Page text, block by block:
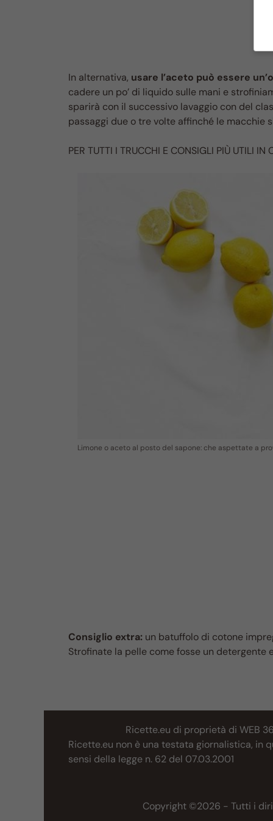
In alternativa, usare l’aceto può essere
cadere un po’ di liquido sulle mani e
sparirà con il successivo lavaggio con del
passaggi due o tre volte affinché le macchie
PER TUTTI I TRUCCHI E CONSIGLI PIÙ UTILI IN
Limone o aceto al posto del sapone: che aspettate a
Consiglio extra: un batuffolo di cotone
Strofinate la pelle come fosse un
Ricette.eu di proprietà di WEB
Ricette.eu non è una testata giornalistica, in
sensi della legge n. 62 del 07.03.2001
Copyright ©2026 - Tutti i